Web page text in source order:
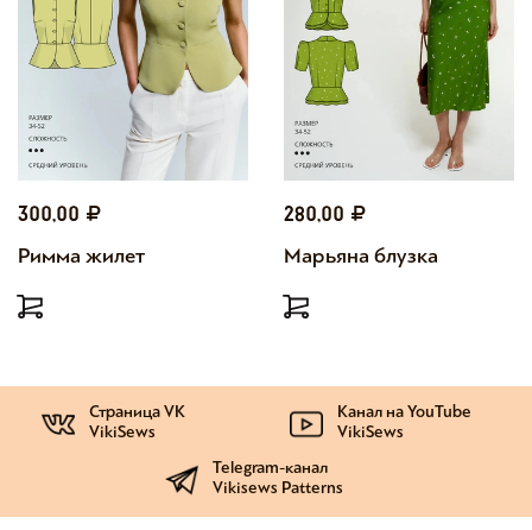
300,00
Римма жилет
280,00
Марьяна блузка
Страница VK
VikiSews
Канал на YouTube
VikiSews
Telegram-канал
Vikisews Patterns